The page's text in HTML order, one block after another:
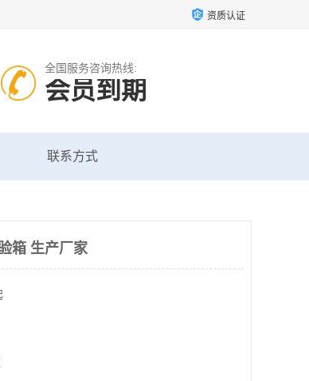
资质认证
全国服务咨询热线:
会员到期
联系方式
箱 生产厂家